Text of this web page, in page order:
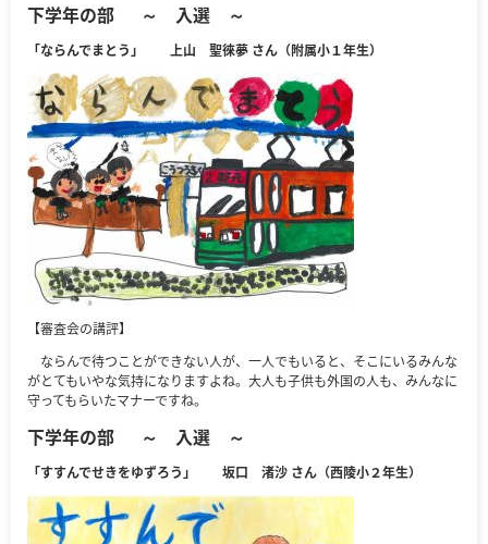
下学年の部 ～ 入選 ～
「ならんでまとう」 上山 聖徠夢 さん（附属小１年生）
【審査会の講評】
ならんで待つことができない人が、一人でもいると、そこにいるみんな
がとてもいやな気持になりますよね。大人も子供も外国の人も、みんなに
守ってもらいたマナーですね。
下学年の部 ～ 入選 ～
「すすんでせきをゆずろう」 坂口 渚沙 さん（西陵小２年生）